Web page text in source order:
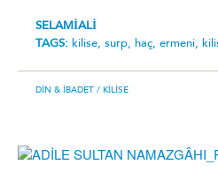
SELAMİALİ
TAGS: kilise, surp, haç, ermeni,
DIN & İBADET / KILISE